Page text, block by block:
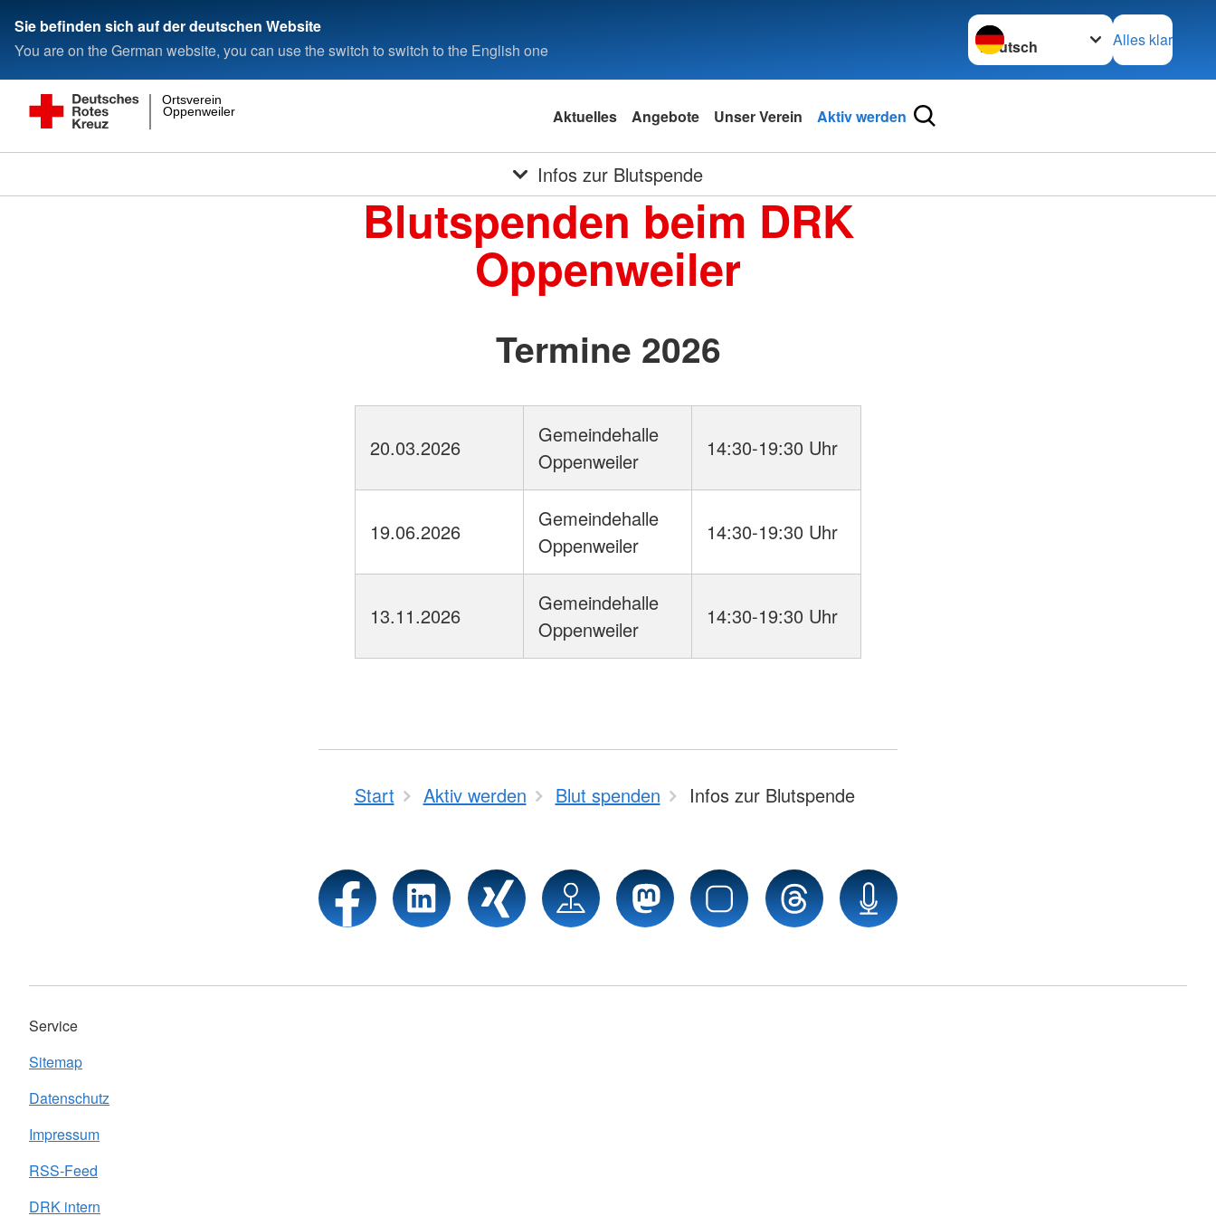
Sie befinden sich auf der deutschen Website
You are on the German website, you can use the switch to switch to the English one
Sprache wechseln zu
Alles klar
Oppenweiler
Ortsverein
Aktuelles Angebote Unser Verein Aktiv werden
Infos zur Blutspende
Blutspenden beim DRK
Oppenweiler
Termine 2026
20.03.2026
Gemeindehalle
Oppenweiler
14:30-19:30 Uhr
19.06.2026
Gemeindehalle
Oppenweiler
14:30-19:30 Uhr
13.11.2026
Gemeindehalle
Oppenweiler
14:30-19:30 Uhr
Start Aktiv werden Blut spenden Infos zur Blutspende
Service
Sitemap
Datenschutz
Impressum
RSS-Feed
DRK intern